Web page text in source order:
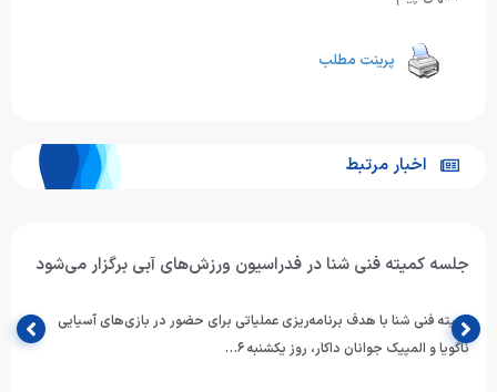
پرینت مطلب
اخبار مرتبط
جلسه کمیته فنی شنا در فدراسیون ورزش‌های آبی برگزار می‌شود
کمیته فنی شنا با هدف برنامه‌ریزی عملیاتی برای حضور در بازی‌های آسیایی
ناگویا و المپیک جوانان داکار، روز یکشنبه ۶…